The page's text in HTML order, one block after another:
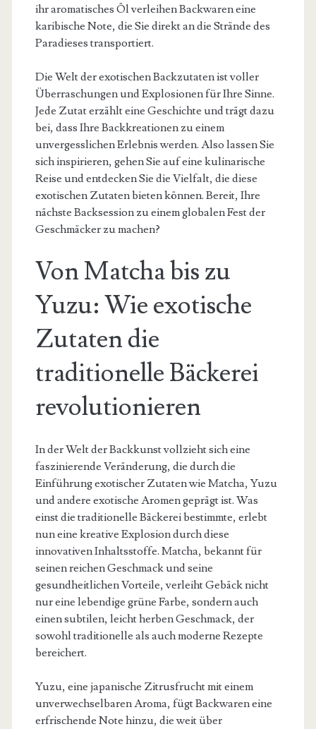
ihr aromatisches Öl verleihen Backwaren eine
karibische Note, die Sie direkt an die Strände des
Paradieses transportiert.
Die Welt der exotischen Backzutaten ist voller
Überraschungen und Explosionen für Ihre Sinne.
Jede Zutat erzählt eine Geschichte und trägt dazu
bei, dass Ihre Backkreationen zu einem
unvergesslichen Erlebnis werden. Also lassen Sie
sich inspirieren, gehen Sie auf eine kulinarische
Reise und entdecken Sie die Vielfalt, die diese
exotischen Zutaten bieten können. Bereit, Ihre
nächste Backsession zu einem globalen Fest der
Geschmäcker zu machen?
Von Matcha bis zu
Yuzu: Wie exotische
Zutaten die
traditionelle Bäckerei
revolutionieren
In der Welt der Backkunst vollzieht sich eine
faszinierende Veränderung, die durch die
Einführung exotischer Zutaten wie Matcha, Yuzu
und andere exotische Aromen geprägt ist. Was
einst die traditionelle Bäckerei bestimmte, erlebt
nun eine kreative Explosion durch diese
innovativen Inhaltsstoffe. Matcha, bekannt für
seinen reichen Geschmack und seine
gesundheitlichen Vorteile, verleiht Gebäck nicht
nur eine lebendige grüne Farbe, sondern auch
einen subtilen, leicht herben Geschmack, der
sowohl traditionelle als auch moderne Rezepte
bereichert.
Yuzu, eine japanische Zitrusfrucht mit einem
unverwechselbaren Aroma, fügt Backwaren eine
erfrischende Note hinzu, die weit über